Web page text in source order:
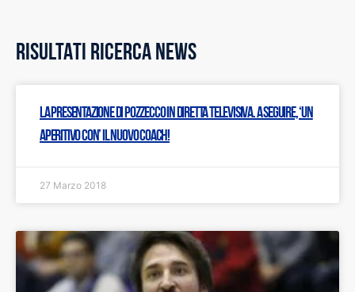
RISULTATI RICERCA NEWS
La presentazione di Pozzecco in diretta televisiva. A seguire, ‘Un
aperitivo con’ il nuovo coach!
27 Marzo 2018